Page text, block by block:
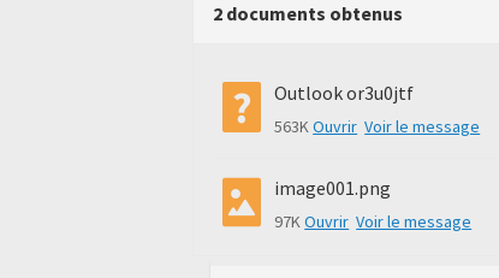
2 documents obtenus
Outlook or3u0jtf
563KOuvrir Voir le message
image001.png
97KOuvrir Voir le message